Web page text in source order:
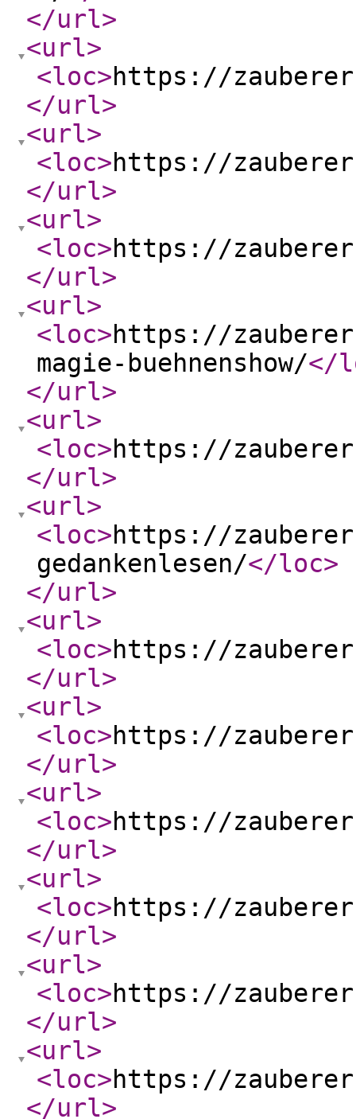
</url>
<url>
<loc>https://
</url>
<url>
<loc>https://
</url>
<url>
<loc>https://
</url>
<url>
<loc>https://
magie-buehnenshow/</
</url>
<url>
<loc>https://
</url>
<url>
<loc>https://
gedankenlesen/</loc>
</url>
<url>
<loc>https://
</url>
<url>
<loc>https://
</url>
<url>
<loc>https://
</url>
<url>
<loc>https://
</url>
<url>
<loc>https://
</url>
<url>
<loc>https://
</url>